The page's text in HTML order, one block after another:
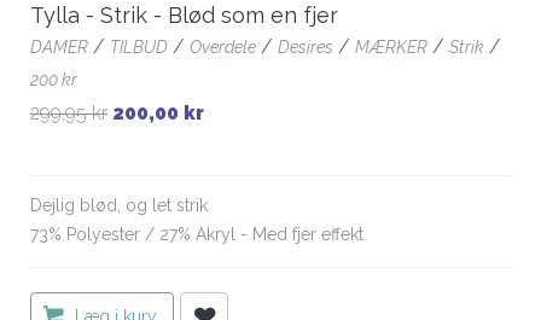
Tylla - Strik - Blød som en fjer
DAMER / TILBUD / Overdele / Desires / MÆRKER / Strik /
200 kr
299,95 kr 200,00 kr
Dejlig blød, og let strik
73% Polyester / 27% Akryl - Med fjer effekt
Læg i kurv